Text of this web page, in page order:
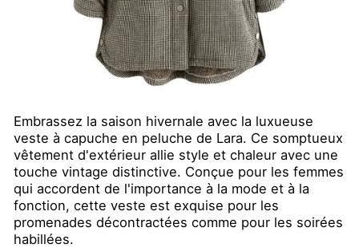
Embrassez la saison hivernale avec la luxueuse
veste à capuche en peluche de Lara. Ce somptueux
vêtement d'extérieur allie style et chaleur avec une
touche vintage distinctive. Conçue pour les femmes
qui accordent de l'importance à la mode et à la
fonction, cette veste est exquise pour les
promenades décontractées comme pour les soirées
habillées.